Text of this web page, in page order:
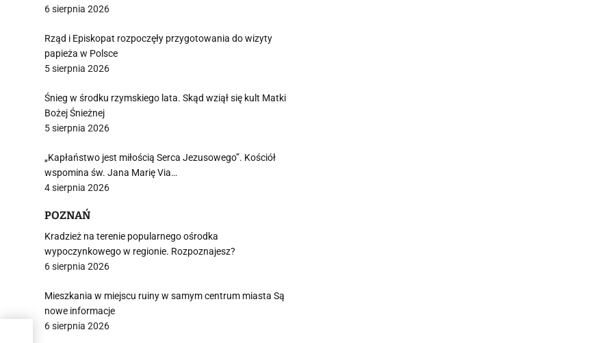
6 sierpnia 2026
Rząd i Episkopat rozpoczęły przygotowania do wizyty
papieża w Polsce
5 sierpnia 2026
Śnieg w środku rzymskiego lata. Skąd wziął się kult Matki
Bożej Śnieżnej
5 sierpnia 2026
„Kapłaństwo jest miłością Serca Jezusowego”. Kościół
wspomina św. Jana Marię Via…
4 sierpnia 2026
POZNAŃ
Kradzież na terenie popularnego ośrodka
wypoczynkowego w regionie. Rozpoznajesz?
6 sierpnia 2026
Mieszkania w miejscu ruiny w samym centrum miasta Są
nowe informacje
6 sierpnia 2026